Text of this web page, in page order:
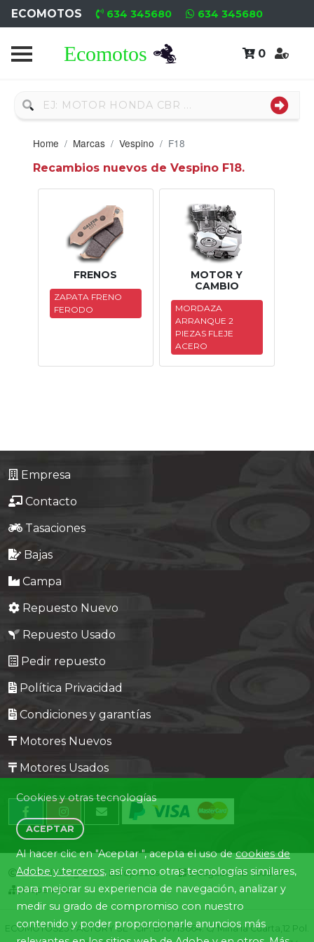
ECOMOTOS 634 345680 634 345680
0
Home
Usado
Neumáticos
Campa
Motores
Nuevos
Motores
Usados
Formulario
Home Marcas Vespino F18
Recambios nuevos de Vespino F18.
FRENOS
ZAPATA FRENO
FERODO
MOTOR Y
CAMBIO
MORDAZA
ARRANQUE 2
PIEZAS FLEJE
ACERO
Empresa
Contacto
Tasaciones
Bajas
Campa
Repuesto Nuevo
Repuesto Usado
Pedir repuesto
Política Privacidad
Condiciones y garantías
Motores Nuevos
Motores Usados
Central Desguaces Europiezas
Desguace ID. 1505-19
Mapa Web
ECOMOTOS25 FACTORY SL - CIF: B70713664. C/ Mina la Cuarta,12 Pol.
Cookies y otras tecnologías
ACEPTAR
Al hacer clic en "Aceptar ", acepta el uso decookies de
Adobe y terceros, así como otras tecnologías similares,
para mejorar su experiencia de navegación, analizar y
medir su grado de compromiso con nuestro
contenido y poder proporcionarle anuncios más